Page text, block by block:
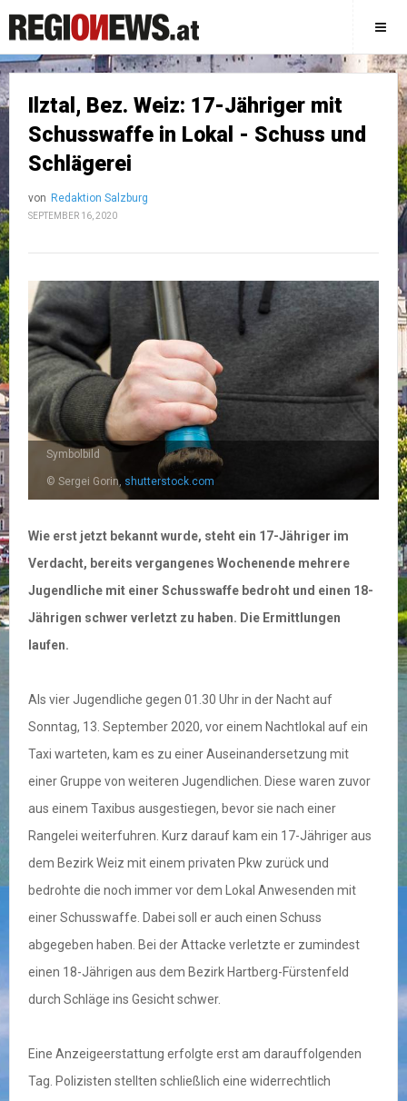
Ilztal, Bez. Weiz: 17-Jähriger mit
Schusswaffe in Lokal - Schuss und
Schlägerei
von Redaktion Salzburg
SEPTEMBER 16, 2020
Symbolbild
© Sergei Gorin, shutterstock.com
Wie erst jetzt bekannt wurde, steht ein 17-Jähriger im
Verdacht, bereits vergangenes Wochenende mehrere
Jugendliche mit einer Schusswaffe bedroht und einen 18-
Jährigen schwer verletzt zu haben. Die Ermittlungen
laufen.
Als vier Jugendliche gegen 01.30 Uhr in der Nacht auf
Sonntag, 13. September 2020, vor einem Nachtlokal auf ein
Taxi warteten, kam es zu einer Auseinandersetzung mit
einer Gruppe von weiteren Jugendlichen. Diese waren zuvor
aus einem Taxibus ausgestiegen, bevor sie nach einer
Rangelei weiterfuhren. Kurz darauf kam ein 17-Jähriger aus
dem Bezirk Weiz mit einem privaten Pkw zurück und
bedrohte die noch immer vor dem Lokal Anwesenden mit
einer Schusswaffe. Dabei soll er auch einen Schuss
abgegeben haben. Bei der Attacke verletzte er zumindest
einen 18-Jährigen aus dem Bezirk Hartberg-Fürstenfeld
durch Schläge ins Gesicht schwer.
Eine Anzeigeerstattung erfolgte erst am darauffolgenden
Tag. Polizisten stellten schließlich eine widerrechtlich